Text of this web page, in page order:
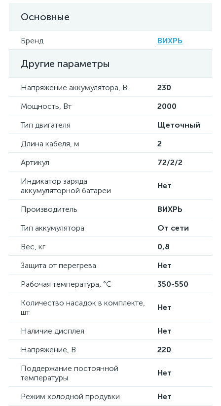
Основные
Бренд ВИХРЬ
Другие параметры
Напряжение аккумулятора, В
230
Мощность, Вт
2000
Тип двигателя
Щеточный
Длина кабеля, м
2
Артикул
72/2/2
Индикатор заряда
аккумуляторной батареи
Нет
Производитель
ВИХРЬ
Тип аккумулятора
От сети
Вес, кг
0,8
Защита от перегрева
Нет
Рабочая температура, °С
350-550
Количество насадок в комплекте,
шт
Нет
Наличие дисплея
Нет
Напряжение, В
220
Поддержание постоянной
температуры
Нет
Режим холодной продувки Нет